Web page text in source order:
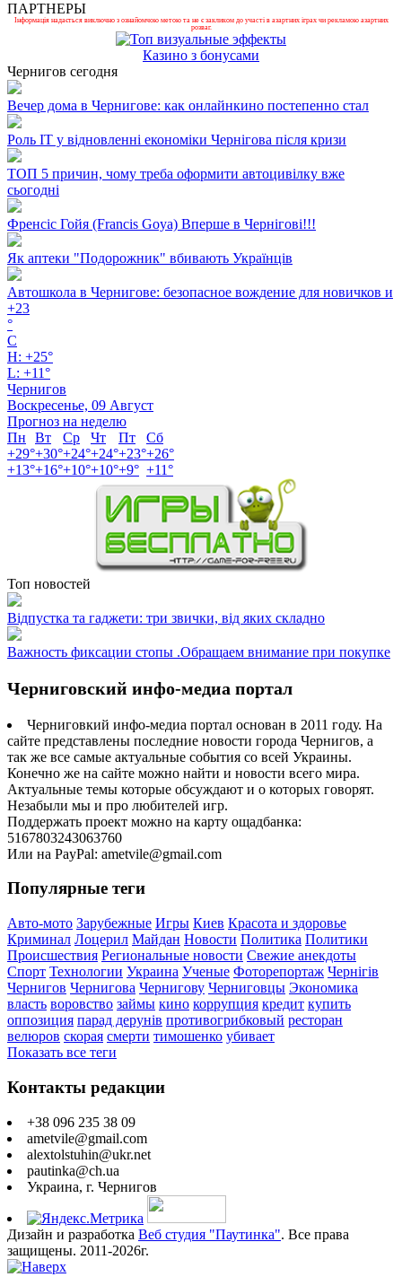
ПАРТНЕРЫ
Інформація надається виключно з ознайомчою метою та не є закликом до участі в азартних іграх чи рекламою азартних
розваг.
Казино з бонусами
Чернигов сегодня
Вечер дома в Чернигове: как онлайнкино постепенно стал
Роль ІТ у відновленні економіки Чернігова після кризи
ТОП 5 причин, чому треба оформити автоцивілку вже
сьогодні
Френсіс Гойя (Francis Goya) Вперше в Чернігові!!!
Як аптеки "Подорожник" вбивають Українців
Автошкола в Чернигове: безопасное вождение для новичков и
+23
°
C
H: +25°
L: +11°
Чернигов
Воскресенье, 09 Август
Прогноз на неделю
Пн
Вт Ср Чт Пт
Сб
+29°+30°+24°+24°+23°+26°
+13°+16°+10°+10°+9° +11°
Топ новостей
Відпустка та гаджети: три звички, від яких складно
Важность фиксации стопы .Обращаем внимание при покупке
Черниговский инфо-медиа портал
Черниговкий инфо-медиа портал основан в 2011 году. На
сайте представлены последние новости города Чернигов, а
так же все самые актуальные события со всей Украины.
Конечно же на сайте можно найти и новости всего мира.
Актуальные темы которые обсуждают и о которых говорят.
Незабыли мы и про любителей игр.
Поддержать проект можно на карту ощадбанка:
5167803243063760
Или на PayPal: ametvile@gmail.com
Популярные теги
Авто-мото Зарубежные Игры Киев Красота и здоровье
Криминал Лоцерил Майдан Новости Политика Политики
Происшествия Региональные новости Свежие анекдоты
Спорт Технологии Украина Ученые Фоторепортаж Чернігів
Чернигов Чернигова Чернигову Черниговцы Экономика
власть воровство займы кино коррупция кредит купить
оппозиция парад дерунів противогрибковый ресторан
велюров скорая смерти тимошенко убивает
Показать все теги
Контакты редакции
+38 096 235 38 09
ametvile@gmail.com
alextolstuhin@ukr.net
pautinka@ch.ua
Украина, г. Чернигов
Дизайн и разработка Веб студия "Паутинка". Все права
защищены. 2011-2026г.